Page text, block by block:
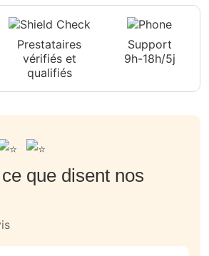
Prestataires
vérifiés et
qualifiés
Support
9h-18h/5j
que disent nos